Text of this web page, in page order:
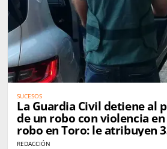
SUCESOS
La Guardia Civil detiene al
de un robo con violencia
robo en Toro: le atribuyen
REDACCIÓN